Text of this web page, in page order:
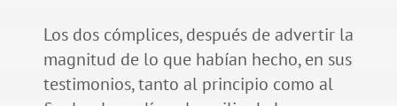
Los dos cómplices, después de advertir la
magnitud de lo que habían hecho, en sus
testimonios, tanto al principio como al